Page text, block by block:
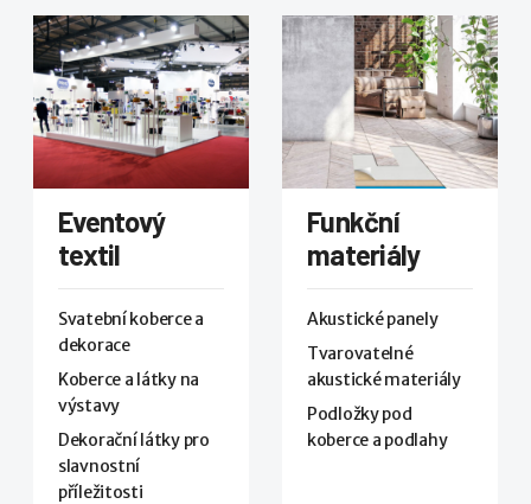
Eventový
textil
Svatební koberce a
dekorace
Koberce a látky na
výstavy
Dekorační látky pro
slavnostní
příležitosti
Funkční
materiály
Akustické panely
Tvarovatelné
akustické materiály
Podložky pod
koberce a podlahy